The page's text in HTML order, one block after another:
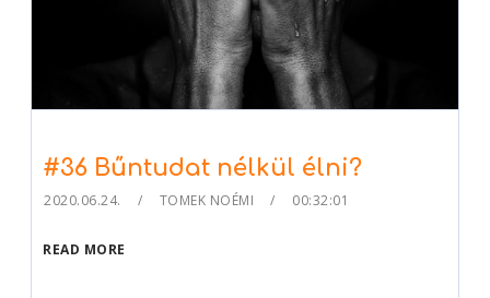
#36 Bűntudat nélkül élni?
2020.06.24. TOMEK NOÉMI 00:32:01
READ MORE